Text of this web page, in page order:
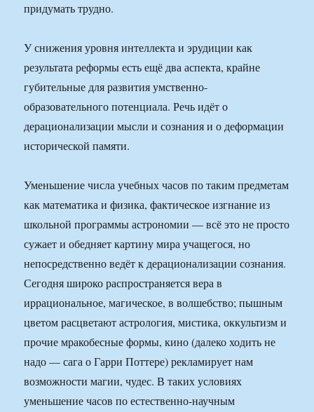
придумать трудно.
У снижения уровня интеллекта и эрудиции как
результата реформы есть ещё два аспекта, крайне
губительные для развития умственно-
образовательного потенциала. Речь идёт о
дерационализации мысли и сознания и о деформации
исторической памяти.
Уменьшение числа учебных часов по таким предметам
как математика и физика, фактическое изгнание из
школьной программы астрономии — всё это не просто
сужает и обедняет картину мира учащегося, но
непосредственно ведёт к дерационализации сознания.
Сегодня широко распространяется вера в
иррациональное, магическое, в волшебство; пышным
цветом расцветают астрология, мистика, оккультизм и
прочие мракобесные формы, кино (далеко ходить не
надо — сага о Гарри Поттере) рекламирует нам
возможности магии, чудес. В таких условиях
уменьшение часов по естественно-научным